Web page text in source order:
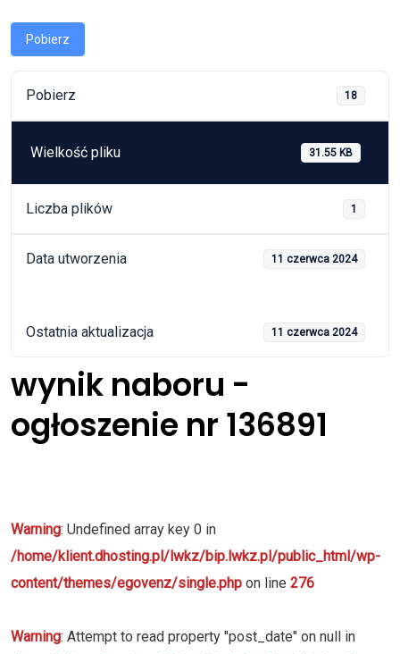
Pobierz
Pobierz 18
Wielkość pliku 31.55 KB
Liczba plików 1
Data utworzenia 11 czerwca 2024
Ostatnia aktualizacja 11 czerwca 2024
wynik naboru -
ogłoszenie nr 136891
Warning: Undefined array key 0 in
/home/klient.dhosting.pl/lwkz/bip.lwkz.pl/public_html/wp-
content/themes/egovenz/single.php on line 276
Warning: Attempt to read property "post_date" on null in